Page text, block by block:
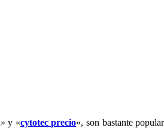
y «cytotec precio«, son bastante